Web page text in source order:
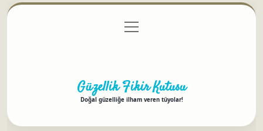
Gizlilik Politikası
menüyü
aç
Güzellik Fikir Kutusu
Doğal güzelliğe ilham veren tüyolar!